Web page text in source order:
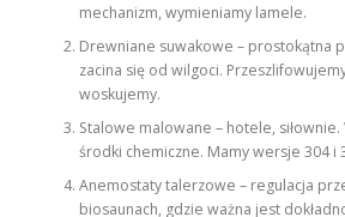
mechanizm, wymieniamy lamele.
Drewniane suwakowe – prostokątna
zacina się od wilgoci.
woskujemy.
Stalowe malowane – hotele,
środki chemiczne. Mamy wersje 304 i
Anemostaty talerzowe – regulacja
biosaunach, gdzie ważna jest